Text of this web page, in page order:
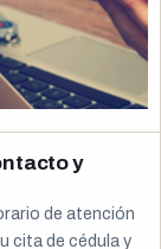
y
de atención
cita de cédula y